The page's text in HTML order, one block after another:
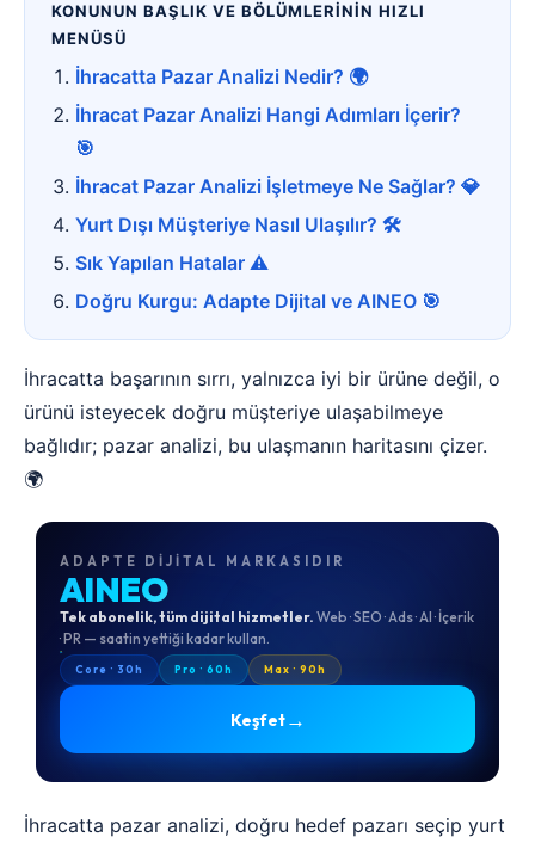
KONUNUN BAŞLIK VE BÖLÜMLERİNİN HIZLI
MENÜSÜ
İhracatta Pazar Analizi Nedir? 🌍
İhracat Pazar Analizi Hangi Adımları İçerir?
🎯
İhracat Pazar Analizi İşletmeye Ne Sağlar? 💎
Yurt Dışı Müşteriye Nasıl Ulaşılır? 🛠️
Sık Yapılan Hatalar ⚠️
Doğru Kurgu: Adapte Dijital ve AINEO 🎯
İhracatta başarının sırrı, yalnızca iyi bir ürüne değil, o
ürünü isteyecek doğru müşteriye ulaşabilmeye
bağlıdır; pazar analizi, bu ulaşmanın haritasını çizer.
🌍
ADAPTE DIJITAL MARKASIDIR
AINEO
Tek abonelik, tüm dijital hizmetler. Web · SEO · Ads · AI · İçerik
· PR — saatin yettiği kadar kullan.
Core · 30h Pro · 60h Max · 90h
Keşfet→
İhracatta pazar analizi, doğru hedef pazarı seçip yurt